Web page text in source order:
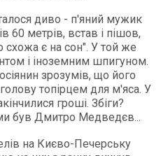
диво - п'яний мужик
60 метрів, встав і пішов,
є на сон". У той же
і іноземним шпигуном.
зрозумів, що його
топірцем для м'яса. У
гроші. Збіги?
був Дмитро Медведєв...
на Києво-Печерську